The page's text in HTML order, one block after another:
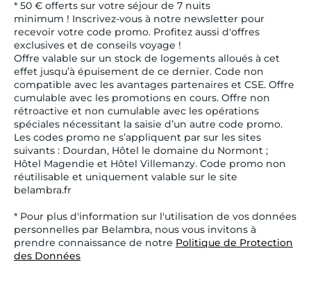
* 50 € offerts sur votre séjour de 7 nuits
minimum ! Inscrivez-vous à notre newsletter pour
recevoir votre code promo. Profitez aussi d'offres
exclusives et de conseils voyage !
Offre valable sur un stock de logements alloués à cet
effet jusqu’à épuisement de ce dernier. Code non
compatible avec les avantages partenaires et CSE. Offre
cumulable avec les promotions en cours. Offre non
rétroactive et non cumulable avec les opérations
spéciales nécessitant la saisie d’un autre code promo.
Les codes promo ne s’appliquent par sur les sites
suivants : Dourdan, Hôtel le domaine du Normont ;
Hôtel Magendie et Hôtel Villemanzy. Code promo non
réutilisable et uniquement valable sur le site
belambra.fr
* Pour plus d'information sur l'utilisation de vos données
personnelles par Belambra, nous vous invitons à
prendre connaissance de notre Politique de Protection
des Données